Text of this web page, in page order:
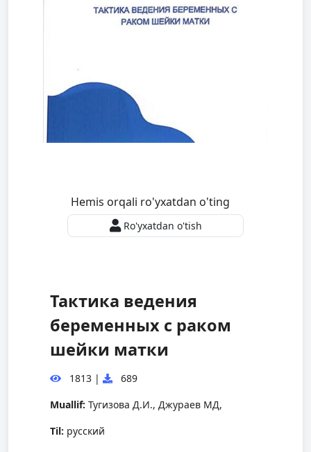
Hemis orqali ro'yxatdan o'ting
Ro'yxatdan o'tish
Тактика ведения
беременных с раком
шейки матки
1813 |
689
Muallif: Тугизова Д.И., Джураев МД,
Til: русский